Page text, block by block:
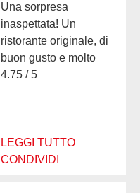
Una sorpresa
inaspettata! Un
ristorante originale, di
buon gusto e molto
coccolo... La cucina
cordiale e preparata
la...
4.75 / 5
LEGGI TUTTO
CONDIVIDI